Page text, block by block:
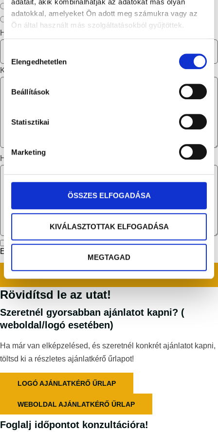
adatokkal, amelyeket Ön adott meg számukra vagy az
Ön által használt más szolgáltatásokból gyűjtöttek.
kiválasztása
Elengedhetetlen
Beállítások
Statisztikai
Marketing
ÖSSZES ELFOGADÁSA
KIVÁLASZTOTTAK ELFOGADÁSA
MEGTAGAD
nyomtatással kérem
nem kérek nyomtatást
Hány darabot szeretnél?
Kérlek írd le mire gondoltál pontosan!
Hagyj nekem üzenetet!
Elolvastam és elfogadom az
Rövidítsd le az utat!
Szeretnél gyorsabban ajánlatot kapni? (
weboldal/logó esetében)
Ha már van elképzelésed, és szeretnél konkrét ajánlatot kapni,
töltsd ki a részletes ajánlatkérő űrlapot!
LOGÓ AJÁNLATKÉRŐ ŰRLAP
WEBOLDAL AJÁNLATKÉRŐ ŰRLAP
Foglalj időpontot konzultációra!